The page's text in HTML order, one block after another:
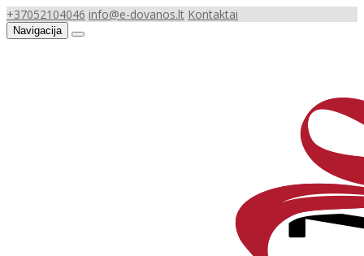
+37052104046 info@e-dovanos.lt Kontaktai
Navigacija